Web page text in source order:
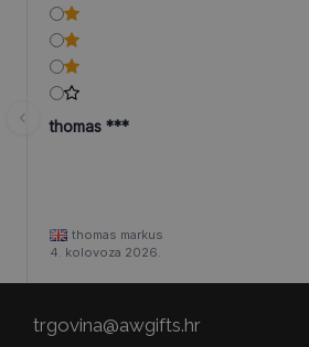
thomas ***
thomas markus
4. kolovoza 2026.
trgovina@awgifts.hr